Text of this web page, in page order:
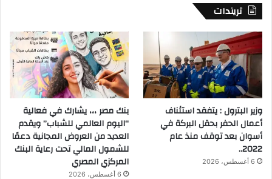
تريندات
وزير البترول : يتفقد استئناف
أعمال الحفر بحقل البركة في
أسوان بعد توقف منذ عام
2022..
6 أغسطس، 2026
بنك مصر ،،، يشارك في فعالية
“اليوم العالمي للشباب” ويقدم
العديد من العروض المجانية دعمًا
للشمول المالي تحت رعاية البنك
المركزي المصري
6 أغسطس، 2026